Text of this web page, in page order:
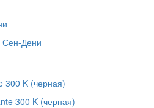
300 K (черная)